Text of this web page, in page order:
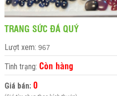
TRANG SỨC ĐÁ QUÝ
Lượt xem: 967
Tình trạng: Còn hàng
Giá bán: 0